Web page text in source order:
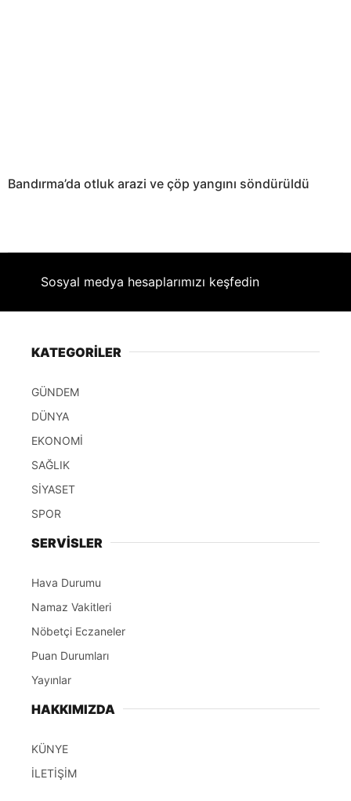
Bandırma’da otluk arazi ve çöp yangını söndürüldü
Sosyal medya hesaplarımızı keşfedin
KATEGORİLER
GÜNDEM
DÜNYA
EKONOMİ
SAĞLIK
SİYASET
SPOR
SERVİSLER
Hava Durumu
Namaz Vakitleri
Nöbetçi Eczaneler
Puan Durumları
Yayınlar
HAKKIMIZDA
KÜNYE
İLETİŞİM